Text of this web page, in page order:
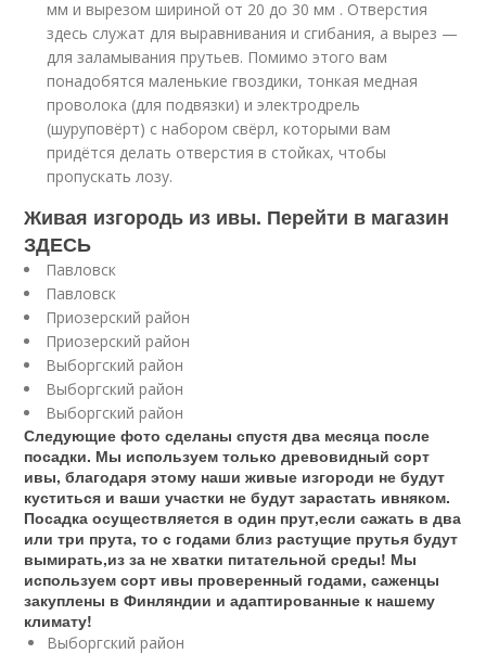
мм и вырезом шириной от 20 до 30 мм . Отверстия
здесь служат для выравнивания и сгибания, а вырез —
для заламывания прутьев. Помимо этого вам
понадобятся маленькие гвоздики, тонкая медная
проволока (для подвязки) и электродрель
(шуруповёрт) с набором свёрл, которыми вам
придётся делать отверстия в стойках, чтобы
пропускать лозу.
Живая изгородь из ивы. Перейти в магазин
ЗДЕСЬ
Павловск
Павловск
Приозерский район
Приозерский район
Выборгский район
Выборгский район
Выборгский район
Следующие фото сделаны спустя два месяца после
посадки. Мы используем только древовидный сорт
ивы, благодаря этому наши живые изгороди не будут
куститься и ваши участки не будут зарастать ивняком.
Посадка осуществляется в один прут,если сажать в два
или три прута, то с годами близ растущие прутья будут
вымирать,из за не хватки питательной среды! Мы
используем сорт ивы проверенный годами, саженцы
закуплены в Финляндии и адаптированные к нашему
климату!
Выборгский район